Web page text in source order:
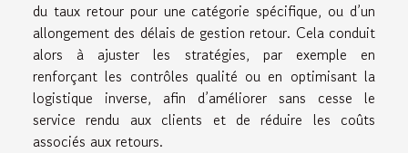
du taux retour pour une catégorie spécifique, ou d’un
allongement des délais de gestion retour. Cela conduit
alors à ajuster les stratégies, par exemple en
renforçant les contrôles qualité ou en optimisant la
logistique inverse, afin d’améliorer sans cesse le
service rendu aux clients et de réduire les coûts
associés aux retours.